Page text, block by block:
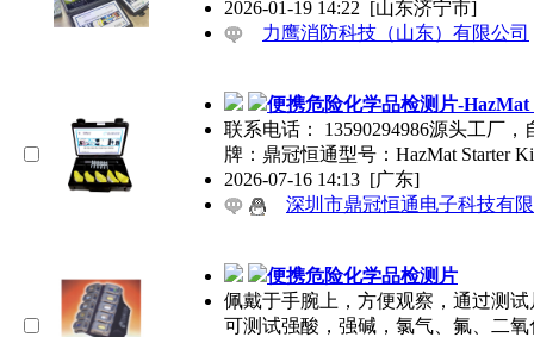
2026-01-19 14:22 [山东济宁市]
力鹰消防科技（山东）有限公司
便携危险化学品检测片-
联系电话： 13590294986源头工厂
牌：鼎冠恒通型号：HazMat Starter
2026-07-16 14:13 [广东]
深圳市鼎冠恒通电子科技有
便携危险化学品检测片
佩戴于手腕上，方便观察，通过测
可测试强酸，强碱，氯气、氟、二氧